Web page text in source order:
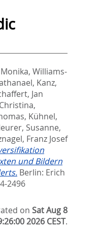
, Williams-
, Kanz,
Jan
,
, Kühnel,
Susanne,
Franz Josef
und Bildern
Berlin: Erich
2496
onSat Aug 8
2026 CEST.